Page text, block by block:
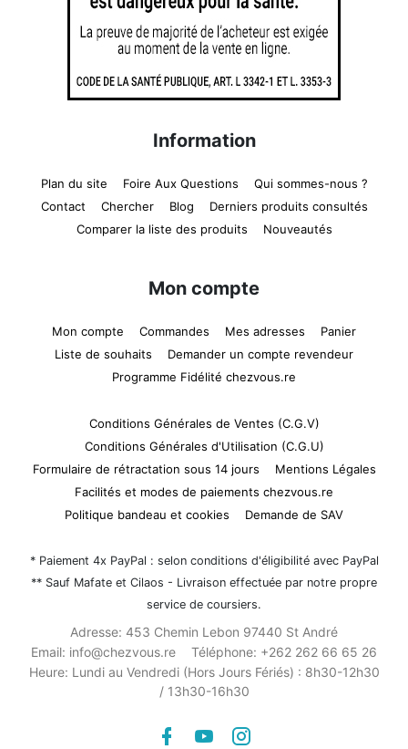
Information
Plan du site Foire Aux Questions
Qui sommes-nous ?
Contact
Chercher Blog
Derniers produits consultés
Comparer la liste des produits
Nouveautés
Mon compte
Mon compte Commandes Mes adresses
Panier
Liste de souhaits
Demander un compte revendeur
Programme Fidélité chezvous.re
Conditions Générales de Ventes (C.G.V)
Conditions Générales d'Utilisation (C.G.U)
Formulaire de rétractation sous 14 jours
Mentions Légales
Facilités et modes de paiements chezvous.re
Politique bandeau et cookies
Demande de SAV
* Paiement 4x PayPal : selon conditions d'éligibilité avec PayPal
** Sauf Mafate et Cilaos - Livraison effectuée par notre propre
service de coursiers.
Adresse: 453 Chemin Lebon 97440 St André
Email: info@chezvous.re Téléphone: +262 262 66 65 26
Heure: Lundi au Vendredi (Hors Jours Fériés) : 8h30-12h30
/ 13h30-16h30